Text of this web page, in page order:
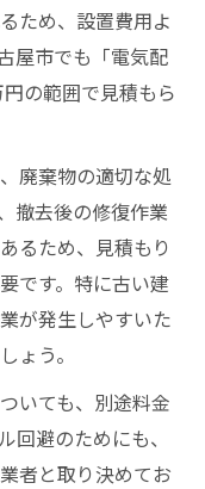
ため、設置費用よ
屋市でも「電気配
の範囲で見積もら
廃棄物の適切な処
撤去後の修復作業
るため、見積もり
です。特に古い建
が発生しやすいた
ょう。
いても、別途料金
回避のためにも、
者と取り決めてお